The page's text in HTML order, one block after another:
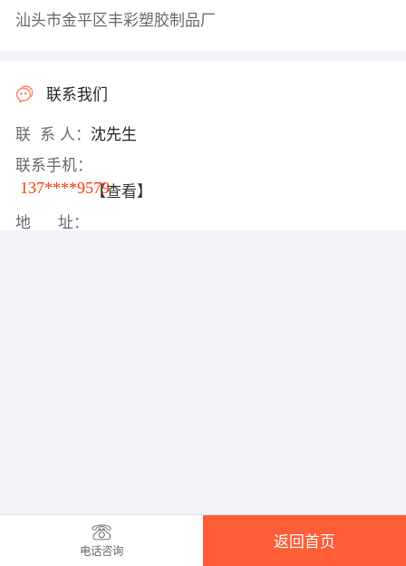
汕头市金平区丰彩塑胶制品厂
联系我们
联 系 人： 沈先生
联系手机：
137****9579【查看】
地 址：
电话咨询
返回首页